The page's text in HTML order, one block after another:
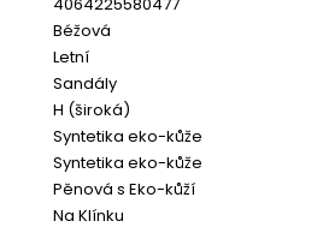
Béžová
Letní
Sandály
H (široká)
Syntetika eko-kůže
Syntetika eko-kůže
Pěnová s Eko-kůží
Na Klínku